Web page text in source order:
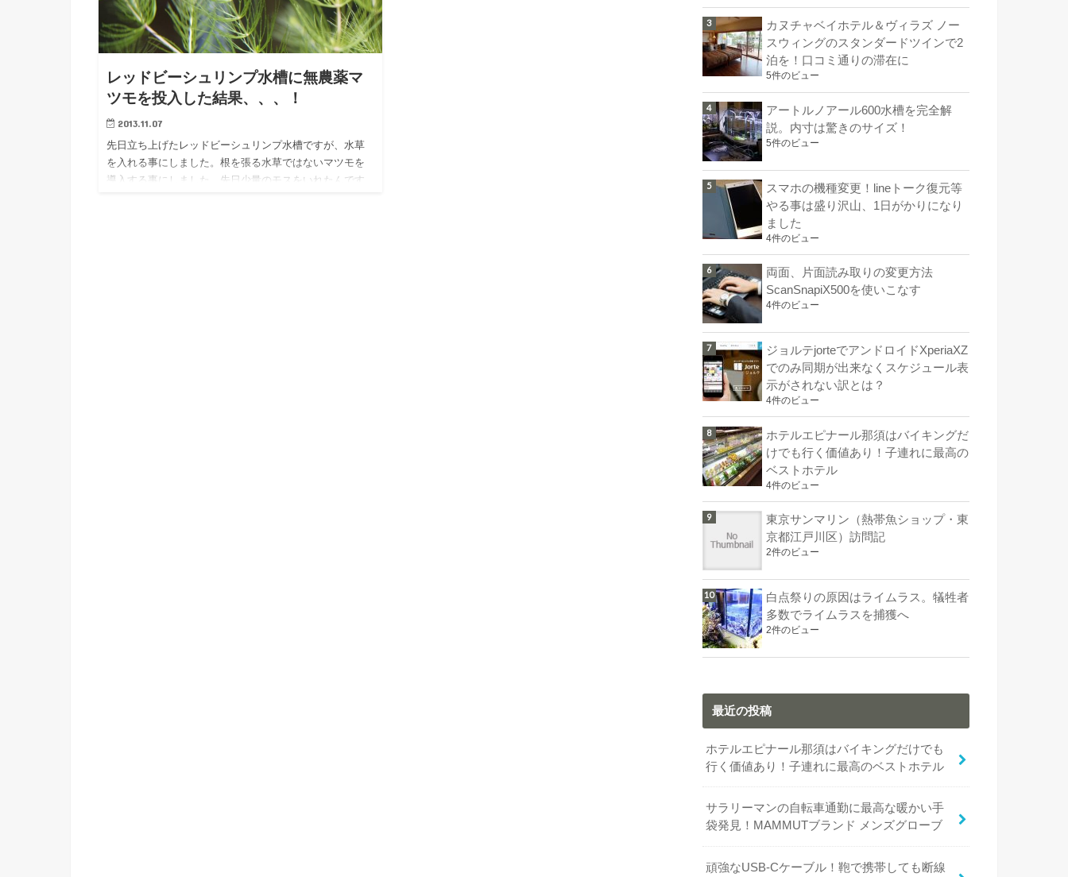
レッドビーシュリンプ水槽に無農薬マ
ツモを投入した結果、、、！
2013.11.07
先日立ち上げたレッドビーシュリンプ水槽ですが、水草
を入れる事にしました。根を張る水草ではないマツモを
導入する事にしました。先日少量のモスをいれたんです
カヌチャベイホテル＆ヴィラズ ノー
スウィングのスタンダードツインで2
泊を！口コミ通りの滞在に
5件のビュー
アートルノアール600水槽を完全解
説。内寸は驚きのサイズ！
5件のビュー
スマホの機種変更！lineトーク復元等
やる事は盛り沢山、1日がかりになり
ました
4件のビュー
両面、片面読み取りの変更方法
ScanSnapiX500を使いこなす
4件のビュー
ジョルテjorteでアンドロイドXperiaXZ
でのみ同期が出来なくスケジュール表
示がされない訳とは？
4件のビュー
ホテルエピナール那須はバイキングだ
けでも行く価値あり！子連れに最高の
ベストホテル
4件のビュー
東京サンマリン（熱帯魚ショップ・東
京都江戸川区）訪問記
2件のビュー
白点祭りの原因はライムラス。犠牲者
多数でライムラスを捕獲へ
2件のビュー
最近の投稿
ホテルエピナール那須はバイキングだけでも
行く価値あり！子連れに最高のベストホテル
サラリーマンの自転車通勤に最高な暖かい手
袋発見！MAMMUTブランド メンズグローブ
頑強なUSB-Cケーブル！鞄で携帯しても断線